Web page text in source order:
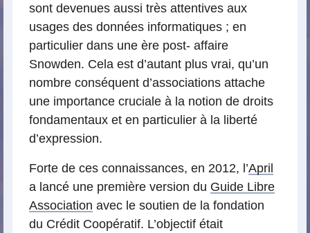
sont devenues aussi très attentives aux
usages des données informatiques ; en
particulier dans une ère post- affaire
Snowden. Cela est d’autant plus vrai, qu’un
nombre conséquent d’associations attache
une importance cruciale à la notion de droits
fondamentaux et en particulier à la liberté
d’expression.
Forte de ces connaissances, en 2012, l’April
a lancé une première version du Guide Libre
Association avec le soutien de la fondation
du Crédit Coopératif. L’objectif était